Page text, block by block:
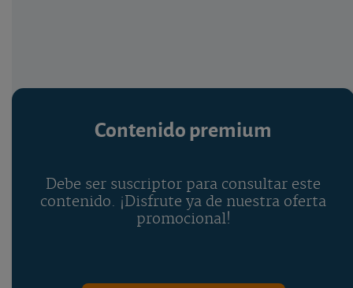
Contenido premium
Debe ser suscriptor para consultar este
contenido. ¡Disfrute ya de nuestra oferta
promocional!